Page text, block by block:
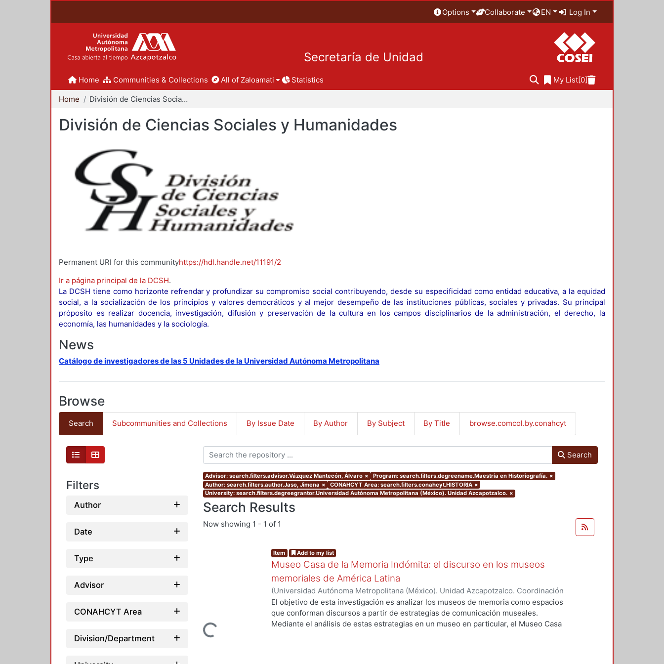
Options Collaborate EN Log In
Secretaría de Unidad
Home Communities & Collections All of Zaloamati Statistics My List[0]
Home División de Ciencias Sociales y Humanidades
División de Ciencias Sociales y Humanidades
Permanent URI for this communityhttps://hdl.handle.net/11191/2
Ir a página principal de la DCSH.
La DCSH tiene como horizonte refrendar y profundizar su compromiso social contribuyendo, desde su especificidad como entidad educativa, a la equidad
social, a la socialización de los principios y valores democráticos y al mejor desempeño de las instituciones públicas, sociales y privadas. Su principal
próposito es realizar docencia, investigación, difusión y preservación de la cultura en los campos disciplinarios de la administración, el derecho, la
economía, las humanidades y la sociología.
News
Catálogo de investigadores de las 5 Unidades de la Universidad Autónoma Metropolitana
Browse
Search Subcommunities and Collections By Issue Date By Author By Subject By Title browse.comcol.by.conahcyt
Filters
Author
Date
Type
Advisor
CONAHCYT Area
Division/Department
Search
Advisor: search.filters.advisor.Vázquez Mantecón, Álvaro × Program: search.filters.degreename.Maestría en Historiografía. ×
Author: search.filters.author.Jaso, Jimena × CONAHCYT Area: search.filters.conahcyt.HISTORIA ×
University: search.filters.degreegrantor.Universidad Autónoma Metropolitana (México). Unidad Azcapotzalco. ×
Search Results
Now showing 1 - 1 of 1
Loading...
Item Add to my list
Museo Casa de la Memoria Indómita: el discurso en los museos
memoriales de América Latina
(Universidad Autónoma Metropolitana (México). Unidad Azcapotzalco. Coordinación
de Servicios de Información.,2019-11)Jaso, Jimena
El objetivo de esta investigación es analizar los museos de memoria como espacios
que conforman discursos a partir de estrategias de comunicación museales.
Mediante el análisis de estas estrategias en un museo en particular, el Museo Casa